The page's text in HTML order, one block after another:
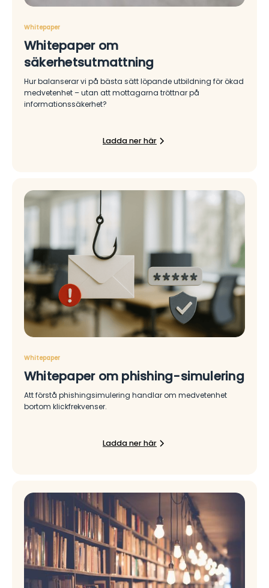
Whitepaper
Whitepaper om
säkerhetsutmattning
Hur balanserar vi på bästa sätt löpande utbildning för ökad
medvetenhet – utan att mottagarna tröttnar på
informationssäkerhet?
Ladda ner här
Whitepaper
Whitepaper om phishing-simulering
Att förstå phishingsimulering handlar om medvetenhet
bortom klickfrekvenser.
Ladda ner här